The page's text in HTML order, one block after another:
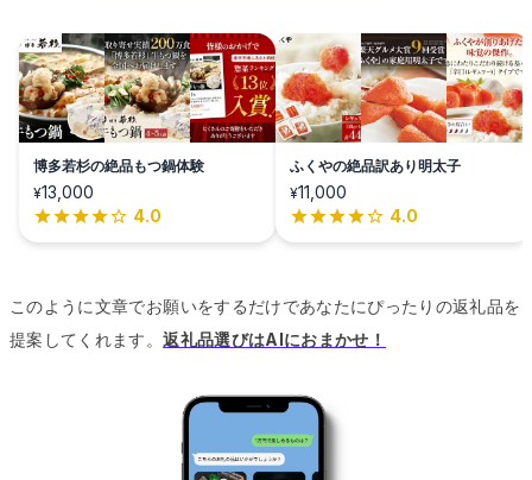
博多若杉の絶品もつ鍋体験
¥13,000
4.0
ふくやの絶品訳あり明太子
¥11,000
4.0
このように文章でお願いをするだけであなたにぴったりの返礼品を
提案してくれます。返礼品選びはAIにおまかせ！